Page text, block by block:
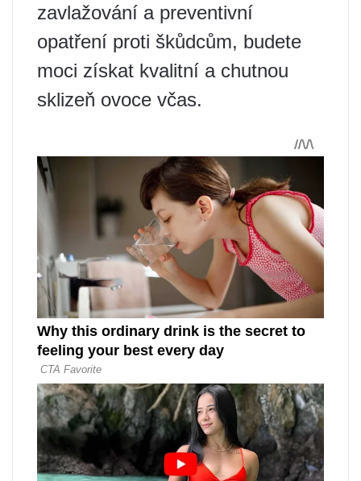
zavlažování a preventivní
opatření proti škůdcům, budete
moci získat kvalitní a chutnou
sklizeň ovoce včas.